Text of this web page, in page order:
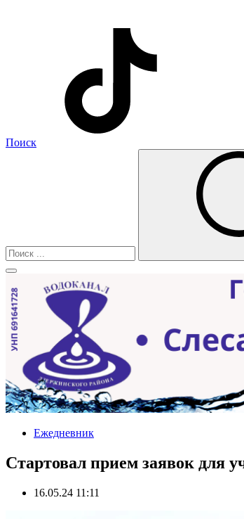
Поиск
Ежедневник
Стартовал прием заявок для
16.05.24 11:11